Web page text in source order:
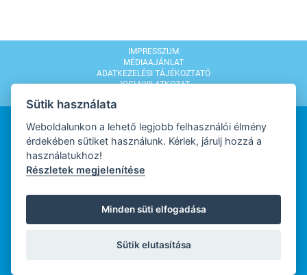
IMPRESSZUM
MÉDIAAJÁNLAT
ADATKEZELÉSI TÁJÉKOZTATÓ
JOGI NYILATKOZAT
WEBDESIGN
WEBFEJLESZTŐ
Sütik használata
Weboldalunkon a lehető legjobb felhasználói élmény
érdekében sütiket használunk. Kérlek, járulj hozzá a
használatukhoz!
Részletek megjelenítése
Minden süti elfogadása
Sütik elutasítása